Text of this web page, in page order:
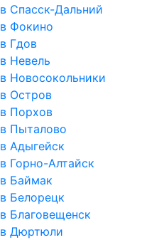
в Спасск-Дальний
в Фокино
в Гдов
в Невель
в Новосокольники
в Остров
в Порхов
в Пыталово
в Адыгейск
в Горно-Алтайск
в Баймак
в Белорецк
в Благовещенск
в Дюртюли